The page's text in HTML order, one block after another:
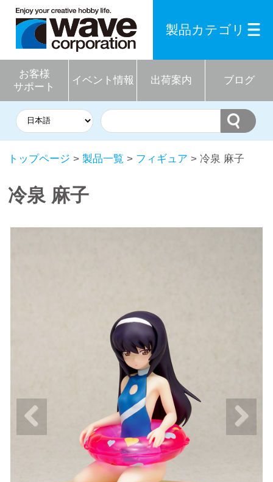
お客様
サポート
イベント情報 出荷案内 ブログ
製品カテゴリ
トップページ > 製品一覧 > フィギュア > 冷泉 麻子
冷泉 麻子